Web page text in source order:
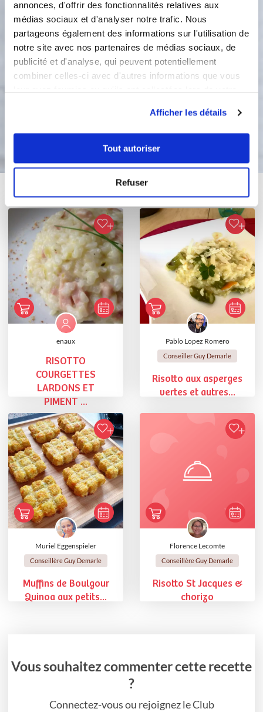
annonces, d'offrir des fonctionnalités relatives aux
médias sociaux et d'analyser notre trafic. Nous
partageons également des informations sur l'utilisation de
notre site avec nos partenaires de médias sociaux, de
publicité et d'analyse, qui peuvent potentiellement
combiner celles-ci avec d'autres informations que vous
Afficher les détails
Tout autoriser
Refuser
2. Si vous êtes satisfait du résultat ,
vous pouvez passer cette étape. Bon
appétit !
3min
100 °C
2
Bon appétit !
Vous aimerez aussi ...
enaux
RISOTTO
COURGETTES
LARDONS ET
PIMENT ...
Pablo Lopez Romero
Conseiller Guy Demarle
Risotto aux asperges
vertes et autres...
Muriel Eggenspieler
Conseillère Guy Demarle
Muffins de Boulgour
Quinoa aux petits...
Florence Lecomte
Conseillère Guy Demarle
Risotto St Jacques &
chorizo
Vous souhaitez commenter cette recette
?
Connectez-vous ou rejoignez le Club